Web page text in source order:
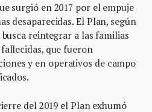
surgió en 2017 por el empuje
desaparecidas. El Plan, según
reintegrar a las familias
que fueron
y en operativos de campo
del 2019 el Plan exhumó